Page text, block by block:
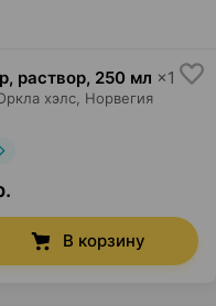
раствор, 250 мл ×1
хэлс, Норвегия
В корзину